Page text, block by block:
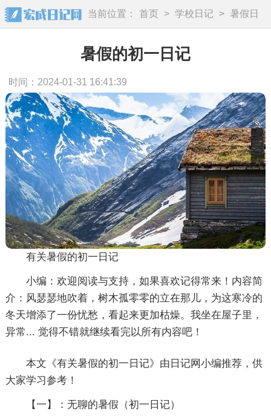
当前位置： 首页 > 学校日记 > 暑假日
记
暑假的初一日记
时间：2024-01-31 16:41:39
有关暑假的初一日记
小编： 欢迎阅读与支持，如果喜欢记得常来！内容简
介：风瑟瑟地吹着，树木孤零零的立在那儿，为这寒冷的
冬天增添了一份忧愁，看起来更加枯燥。我坐在屋子里，
异常... 觉得不错就继续看完以所有内容吧！
本文《有关暑假的初一日记》由日记网小编推荐，供
大家学习参考！
【一】：无聊的暑假 （初一日记）